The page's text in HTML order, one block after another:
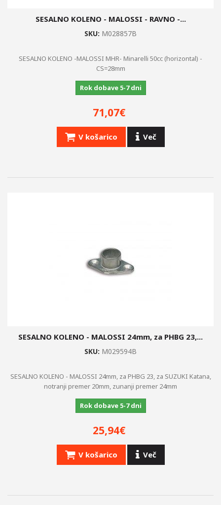
SESALNO KOLENO - MALOSSI - RAVNO -...
SKU: M028857B
SESALNO KOLENO -MALOSSI MHR- Minarelli 50cc (horizontal) -
CS=28mm
Rok dobave 5-7 dni
71,07€
V košarico Več
SESALNO KOLENO - MALOSSI 24mm, za PHBG 23,...
SKU: M029594B
SESALNO KOLENO - MALOSSI 24mm, za PHBG 23, za SUZUKI Katana,
notranji premer 20mm, zunanji premer 24mm
Rok dobave 5-7 dni
25,94€
V košarico Več